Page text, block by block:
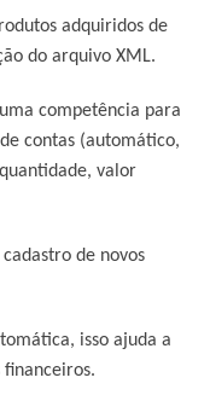
adquiridos de
do arquivo XML.
competência para
contas (automático,
valor
de novos
isso ajuda a